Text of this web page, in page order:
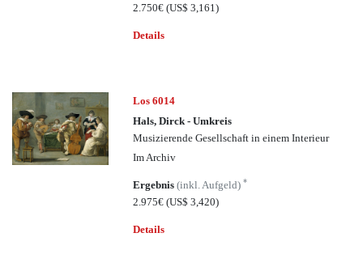
2.750€(US$ 3,161)
Details
Los 6014
Hals, Dirck - Umkreis
Musizierende Gesellschaft in einem Interieur
Im Archiv
Ergebnis(inkl. Aufgeld)*
2.975€(US$ 3,420)
Details